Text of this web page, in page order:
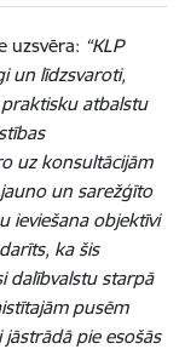
uzsvēra: “KLP
un līdzsvaroti,
atbalstu
uz konsultācijām
un sarežģīto
ieviešana objektīvi
ka šis
dalībvalstu starpā
pusēm
pie esošās